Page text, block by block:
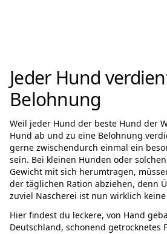
Jeder Hund
Belohnung
Weil jeder Hund der beste Hund der
Hund ab und zu eine Belohnung
gerne zwischendurch einmal ein
sein. Bei kleinen Hunden oder
Gewicht mit sich herumtragen,
der täglichen Ration abziehen, denn
zuviel Nascherei ist nun wirklich
Hier findest du leckere, von Hand
Deutschland, schonend getrocknetes